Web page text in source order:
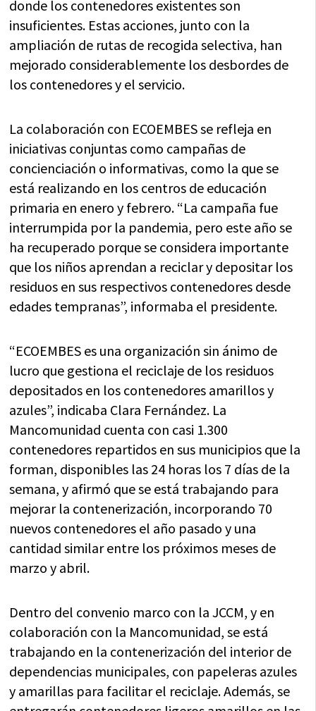
donde los contenedores existentes son
insuficientes. Estas acciones, junto con la
ampliación de rutas de recogida selectiva, han
mejorado considerablemente los desbordes de
los contenedores y el servicio.
La colaboración con ECOEMBES se refleja en
iniciativas conjuntas como campañas de
concienciación o informativas, como la que se
está realizando en los centros de educación
primaria en enero y febrero. “La campaña fue
interrumpida por la pandemia, pero este año se
ha recuperado porque se considera importante
que los niños aprendan a reciclar y depositar los
residuos en sus respectivos contenedores desde
edades tempranas”, informaba el presidente.
“ECOEMBES es una organización sin ánimo de
lucro que gestiona el reciclaje de los residuos
depositados en los contenedores amarillos y
azules”, indicaba Clara Fernández. La
Mancomunidad cuenta con casi 1.300
contenedores repartidos en sus municipios que la
forman, disponibles las 24 horas los 7 días de la
semana, y afirmó que se está trabajando para
mejorar la contenerización, incorporando 70
nuevos contenedores el año pasado y una
cantidad similar entre los próximos meses de
marzo y abril.
Dentro del convenio marco con la JCCM, y en
colaboración con la Mancomunidad, se está
trabajando en la contenerización del interior de
dependencias municipales, con papeleras azules
y amarillas para facilitar el reciclaje. Además, se